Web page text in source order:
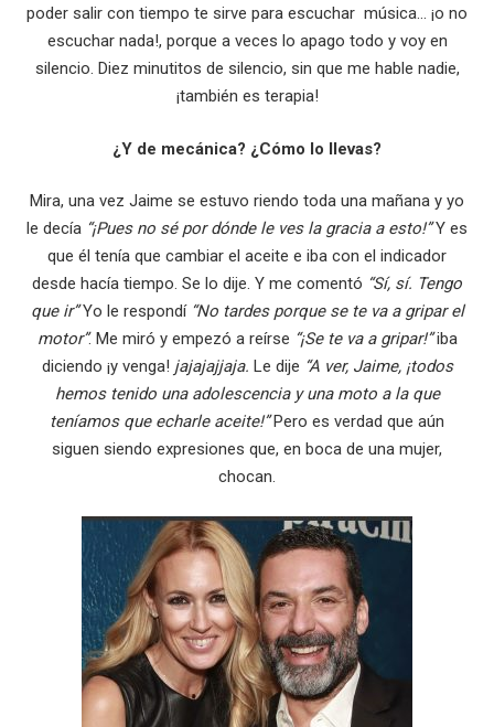
poder salir con tiempo te sirve para escuchar música… ¡o no
escuchar nada!, porque a veces lo apago todo y voy en
silencio. Diez minutitos de silencio, sin que me hable nadie,
¡también es terapia!
¿Y de mecánica? ¿Cómo lo llevas?
Mira, una vez Jaime se estuvo riendo toda una mañana y yo
le decía “¡Pues no sé por dónde le ves la gracia a esto!”Y es
que él tenía que cambiar el aceite e iba con el indicador
desde hacía tiempo. Se lo dije. Y me comentó “Sí, sí. Tengo
que ir”Yo le respondí “No tardes porque se te va a gripar el
motor”. Me miró y empezó a reírse “¡Se te va a gripar!”iba
diciendo ¡y venga! jajajajjaja. Le dije “A ver, Jaime, ¡todos
hemos tenido una adolescencia y una moto a la que
teníamos que echarle aceite!”Pero es verdad que aún
siguen siendo expresiones que, en boca de una mujer,
chocan.